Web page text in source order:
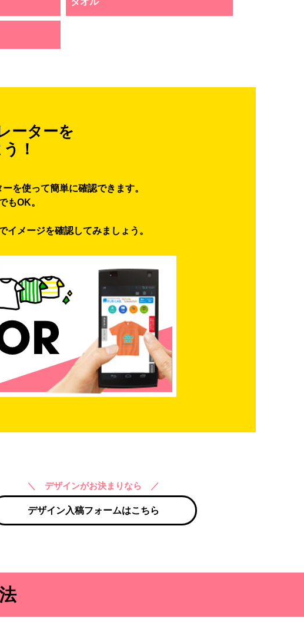
ーターを
！
を使って簡単に確認できます。
もOK。
メージを確認してみましょう。
＼ デザインがお決まりなら ／
デザイン入稿フォームはこちら